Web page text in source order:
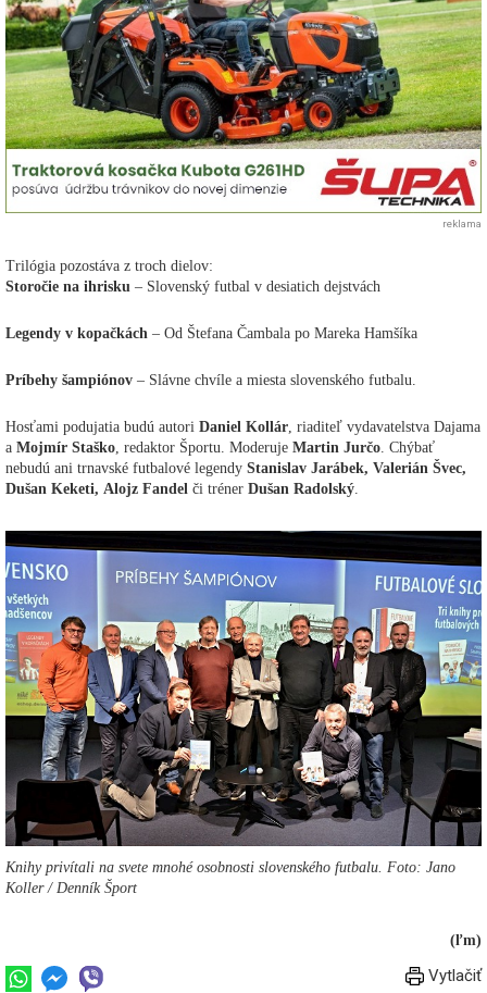
reklama
Trilógia pozostáva z troch dielov:
Storočie na ihrisku – Slovenský futbal v desiatich dejstvách
Legendy v kopačkách – Od Štefana Čambala po Mareka Hamšíka
Príbehy šampiónov – Slávne chvíle a miesta slovenského futbalu.
Hosťami podujatia budú autori Daniel Kollár, riaditeľ vydavatelstva Dajama
a Mojmír Staško, redaktor Športu. Moderuje Martin Jurčo. Chýbať
nebudú ani trnavské futbalové legendy Stanislav Jarábek, Valerián Švec,
Dušan Keketi, Alojz Fandel či tréner Dušan Radolský.
Knihy privítali na svete mnohé osobnosti slovenského futbalu. Foto: Jano
Koller / Denník Šport
(ľm)
Vytlačiť